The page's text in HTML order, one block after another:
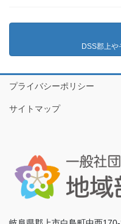
DSS郡上や
プライバシーポリシー
サイトマップ